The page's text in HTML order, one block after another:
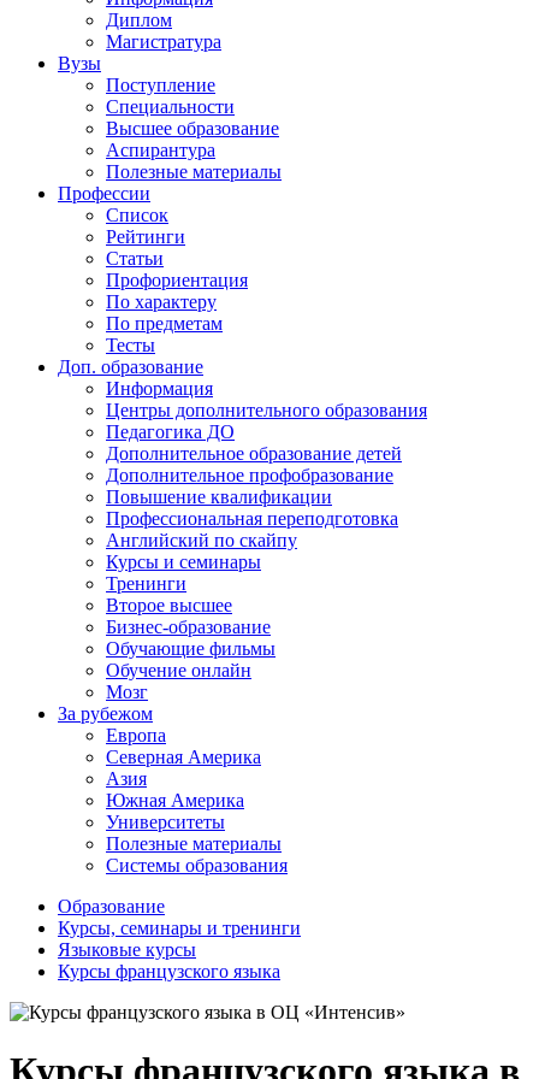
Диплом
Магистратура
Вузы
Поступление
Специальности
Высшее образование
Аспирантура
Полезные материалы
Профессии
Список
Рейтинги
Статьи
Профориентация
По характеру
По предметам
Тесты
Доп. образование
Информация
Центры дополнительного образования
Педагогика ДО
Дополнительное образование детей
Дополнительное профобразование
Повышение квалификации
Профессиональная переподготовка
Английский по скайпу
Курсы и семинары
Тренинги
Второе высшее
Бизнес-образование
Обучающие фильмы
Обучение онлайн
Мозг
За рубежом
Европа
Северная Америка
Азия
Южная Америка
Университеты
Полезные материалы
Системы образования
Образование
Курсы, семинары и тренинги
Языковые курсы
Курсы французского языка